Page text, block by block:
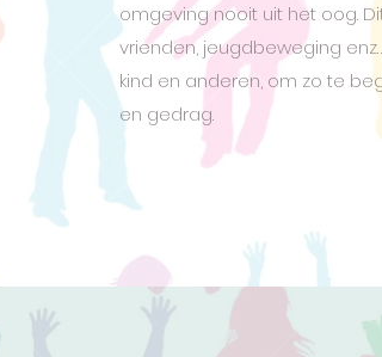
omgeving nooit uit het oog.
vrienden, jeugdbeweging
kind en anderen, om zo te
en gedrag.